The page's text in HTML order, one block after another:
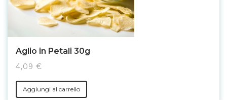
Aglio in Petali 30g
4,09 €
Aggiungi al carrello